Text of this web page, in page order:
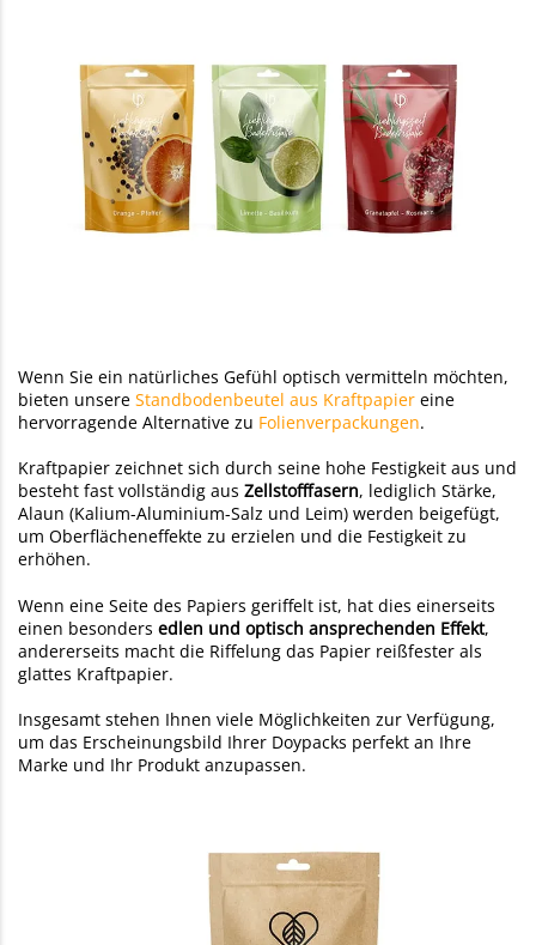
Wenn Sie ein natürliches Gefühl optisch vermitteln möchten,
bieten unsere Standbodenbeutel aus Kraftpapier eine
hervorragende Alternative zu Folienverpackungen.
Kraftpapier zeichnet sich durch seine hohe Festigkeit aus und
besteht fast vollständig aus Zellstofffasern, lediglich Stärke,
Alaun (Kalium-Aluminium-Salz und Leim) werden beigefügt,
um Oberflächeneffekte zu erzielen und die Festigkeit zu
erhöhen.
Wenn eine Seite des Papiers geriffelt ist, hat dies einerseits
einen besonders edlen und optisch ansprechenden Effekt,
andererseits macht die Riffelung das Papier reißfester als
glattes Kraftpapier.
Insgesamt stehen Ihnen viele Möglichkeiten zur Verfügung,
um das Erscheinungsbild Ihrer Doypacks perfekt an Ihre
Marke und Ihr Produkt anzupassen.